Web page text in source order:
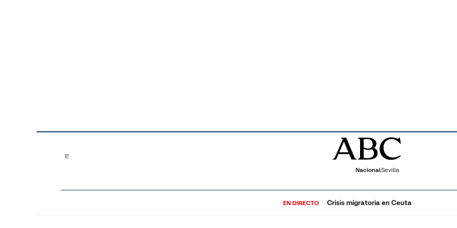
NacionalSevilla
EN DIRECTO Crisis migratoria en Ceuta